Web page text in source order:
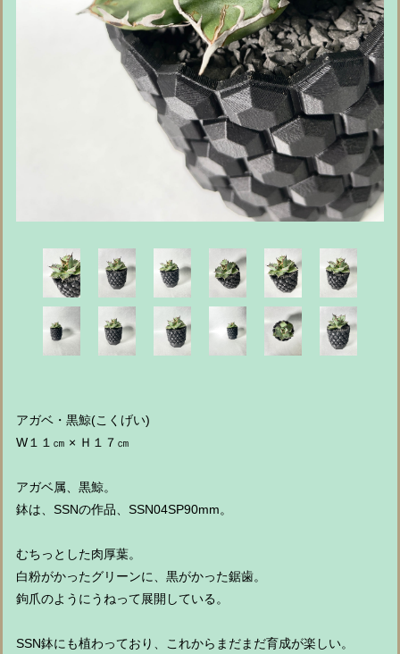
アガベ・黒鯨(こくげい)
W１１㎝ × Ｈ１７㎝
アガベ属、黒鯨。
鉢は、SSNの作品、SSN04SP90mm。
むちっとした肉厚葉。
白粉がかったグリーンに、黒がかった鋸歯。
鉤爪のようにうねって展開している。
SSN鉢にも植わっており、これからまだまだ育成が楽しい。